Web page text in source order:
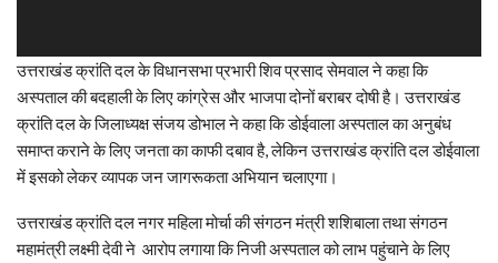
उत्तराखंड क्रांति दल के विधानसभा प्रभारी शिव प्रसाद सेमवाल ने कहा कि
अस्पताल की बदहाली के लिए कांग्रेस और भाजपा दोनों बराबर दोषी है। उत्तराखंड
क्रांति दल के जिलाध्यक्ष संजय डोभाल ने कहा कि डोईवाला अस्पताल का अनुबंध
समाप्त कराने के लिए जनता का काफी दबाव है, लेकिन उत्तराखंड क्रांति दल डोईवाला
में इसको लेकर व्यापक जन जागरूकता अभियान चलाएगा।
उत्तराखंड क्रांति दल नगर महिला मोर्चा की संगठन मंत्री शशिबाला तथा संगठन
महामंत्री लक्ष्मी देवी ने आरोप लगाया कि निजी अस्पताल को लाभ पहुंचाने के लिए